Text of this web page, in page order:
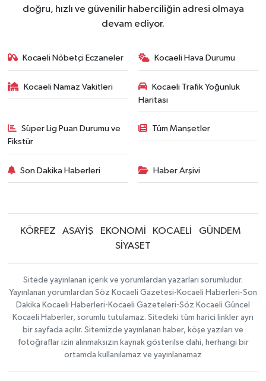
doğru, hızlı ve güvenilir haberciliğin adresi olmaya
devam ediyor.
Kocaeli Nöbetçi Eczaneler Kocaeli Hava Durumu
Kocaeli Namaz Vakitleri
Kocaeli Trafik Yoğunluk
Haritası
Süper Lig Puan Durumu ve
Fikstür
Tüm Manşetler
Son Dakika Haberleri Haber Arşivi
KÖRFEZ ASAYİŞ EKONOMİ KOCAELİ
GÜNDEM
SİYASET
Sitede yayınlanan içerik ve yorumlardan yazarları sorumludur.
Yayınlanan yorumlardan Söz Kocaeli Gazetesi-Kocaeli Haberleri-Son
Dakika Kocaeli Haberleri-Kocaeli Gazeteleri-Söz Kocaeli Güncel
Kocaeli Haberler, sorumlu tutulamaz. Sitedeki tüm harici linkler ayrı
bir sayfada açılır. Sitemizde yayınlanan haber, köşe yazıları ve
fotoğraflar izin alınmaksızın kaynak gösterilse dahi, herhangi bir
ortamda kullanılamaz ve yayınlanamaz